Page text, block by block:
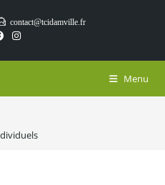
contact@tcidamville.fr
Menu